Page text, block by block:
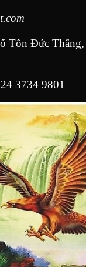
Tôn Đức
3734 9801